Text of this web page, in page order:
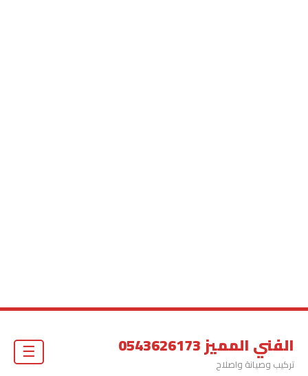
الفني المميز 0543626173
تركيب وصيانة واصلاح